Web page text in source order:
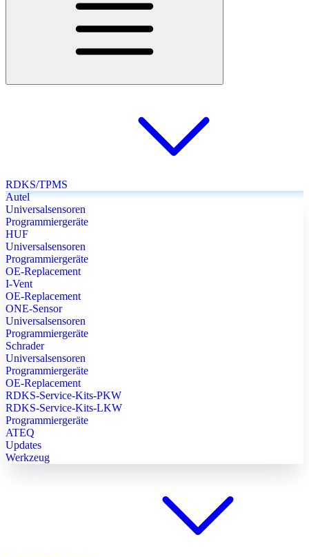
RDKS/TPMS
Autel
Universalsensoren
Programmiergeräte
HUF
Universalsensoren
Programmiergeräte
OE-Replacement
I-Vent
OE-Replacement
ONE-Sensor
Universalsensoren
Programmiergeräte
Schrader
Universalsensoren
Programmiergeräte
OE-Replacement
RDKS-Service-Kits-PKW
RDKS-Service-Kits-LKW
Programmiergeräte
ATEQ
Updates
Werkzeug